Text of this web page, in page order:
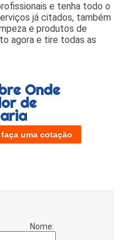
e tenha todo o
já citados, também
e produtos de
agora e tire todas as
Onde
de
faça uma cotação
Nome: